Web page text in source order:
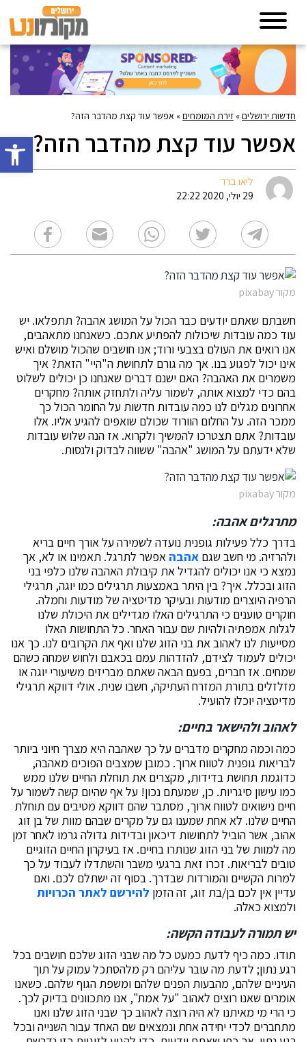
פתח
חדשות ירושלים» זירת המומחים» אפשר עוד קצת מהדבר הזה?
אפשר עוד קצת מהדבר הזה?
ליאו ברד
29 יולי, 2020 22:22
מקור pixabay
חשבתם שאתם יודעים כבר הכול על המושג אהבה? תתפלאו. יש
עוד כמה עובדות שיכולות להפתיע אתכם. כשאנחנו מתאהבים,
אנו רואים את העולם בצבעי ורוד; אנו חושבים שהכול מושלם ואיש
אינו יכול לפגוע בנו. אך מה גורם לתחושת ה"היי" הזאת? איך
משמרים את האהבה? האם ישנם דברים שאנחנו כן יכולים לשלוט
בהם כדי למצוא אותה, לשמור עליה ולתחזק אותה? מחקרים
אחרונים מגלים לנו כמה עובדות חדשות על החומר הכול כך
ממכר הזה. על החלום הוורוד שכולם שואפים להגיע אליו. אלו
עובדות? אתם תצטרכו להמשיך ולקרוא. אז הנה שלוש עובדות
שלא ידעתם על המושג "אהבה" ששווה לבדוק ולנסות.
מקור pixabay
מתרגלים אהבה:
בדרך כלל פעילות גופנית נועדה לשמירה על אורך חיים בריא
ולהרזיה. מי חשב שגם אהבהאפשר לתרגל. תאמינו או לא, אך
נמצא כי אנו יכולים להגדיל את קיבולת האהבה שלנו כלפי בני
הזוג ובכלל. איך? בין היתר באמצעות תרגילים כמו יוגה, תרגילי
הרפיה היוצרים מודעות ובעיקר מדיטציה של מודעות וחמלה.
חוקרים טוענים כי התרגילים האלו מגדילים את היכולת שלנו
לגלות אמפתיה ולהיות שם עבור האחר. כל התחושות האלו
מסייעות לנו לאהוב את בני הזוג שלנו ואף את הקרובים לנו. כך אנו
יכולים לעמוד לצידם, להזדהות עמם בכאבם ולחוש שמחה כשהם
שמחים. אז חברים, בפעם הבאה שאתם מבריזים משיעורי יוגה או
מזלזלים בתורת המזרח העתיקה, חשבו שנית. אולי דווקא תרגילי
מדיטציה יוכלו להועיל.
לאהוב ולהישאר בחיים:
כמה וכמה מחקרים מדברים על כך שאהבה היא מצרך חיוני ביותר
לבריאות גופנית לטווח ארוך. כמובן שמצבים הפוכים מאהבה,
כדוגמת תחושת בדידות, מקצרים את תוחלת החיים שלנו ממש
כמו עישון סיגריות. כן, שמעתם נכון! על אף שהיום קשה לשמור על
חיים נישואים לטווח ארוך, מסתבר שהם דווקא מטיבים עם תוחלת
החיים שלנו. לא אחת שמענו גם על מקרים שבהם מוות של בן זוג
אהוב, אשר הוביל לתחושות דיכאון ובדידות גדולה גרמו לאחר זמן
מה למוות של בני הזוג שנותרו בחיים. אז בעיקרון החיים הזוגיים
טובים לבריאות. זכרו זאת ברגעי משבר והשתדלו לעבוד על כך
למרות הקשיים והמורדות שבדרך. בסוף זה ישתלם לכם. ואם
עדיין אין לכם בן/בת זוג, זה הזמן להירשם לאתר הכרויות
ולמצוא כאלה.
יש תמורה לעבודה הקשה:
תודו. כמה כיף לדעת כמעט כל מה שבני הזוג שלכם חושבים בכל
רגע נתון; לדעת מה עובר עליהם רק מלהסתכל עמוק על תוך
העיניים שלהם, מהבעות הפנים שלהם ומשפת הגוף שלהם. כשאנו
אומרים שאנו רוצים לאהוב "על אמת", אנו מתכוונים בדיוק לכך.
כי הרי מי מאיתנו לא היה רוצה לאהוב כך שבני הזוג שלנו ואנו
מתחברים לכדי יחידה אחת ונמצאים שם האחד עבור השנייה ובכל